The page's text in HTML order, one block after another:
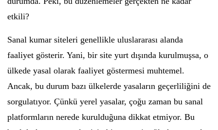
etkili?
Sanal kumar siteleri genellikle uluslararası alanda
faaliyet gösterir. Yani, bir site yurt dışında kurulmuşsa, o
ülkede yasal olarak faaliyet göstermesi muhtemel.
Ancak, bu durum bazı ülkelerde yasaların geçerliliğini de
sorgulatıyor. Çünkü yerel yasalar, çoğu zaman bu sanal
platformların nerede kurulduğuna dikkat etmiyor. Bu